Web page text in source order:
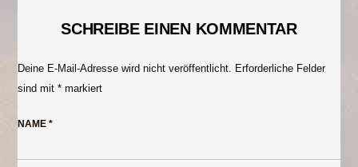
SCHREIBE EINEN KOMMENTAR
Deine E-Mail-Adresse wird nicht veröffentlicht. Erforderliche Felder
sind mit* markiert
NAME*